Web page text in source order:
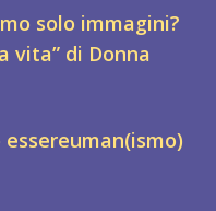
solo immagini?
vita” di Donna